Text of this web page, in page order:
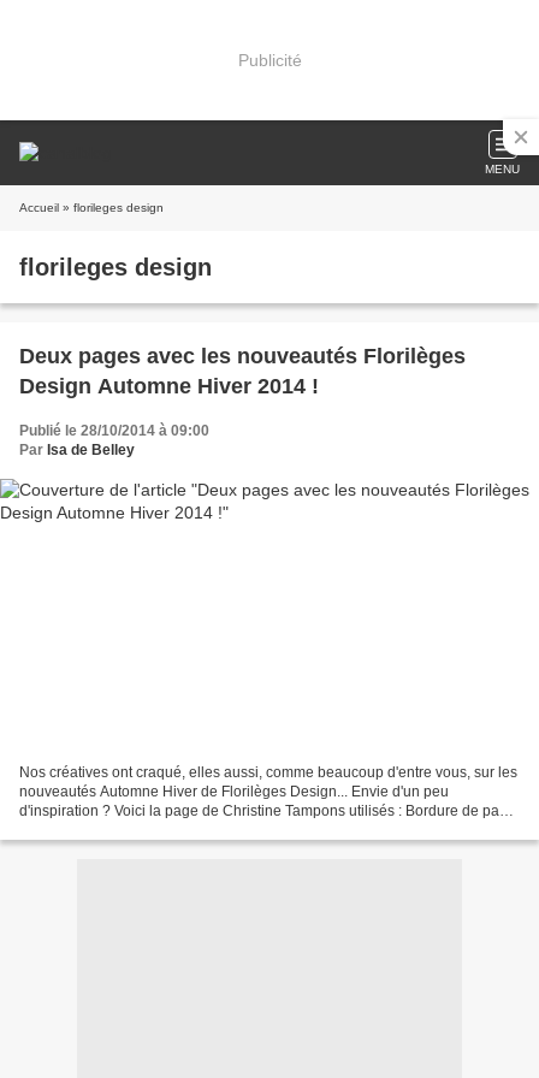
Publicité
MENU
Accueil » florileges design
florileges design
Deux pages avec les nouveautés Florilèges
Design Automne Hiver 2014 !
Publié le 28/10/2014 à 09:00
Par Isa de Belley
Nos créatives ont craqué, elles aussi, comme beaucoup d'entre vous, sur les
nouveautés Automne Hiver de Florilèges Design... Envie d'un peu
d'inspiration ? Voici la page de Christine Tampons utilisés : Bordure de page